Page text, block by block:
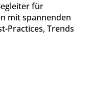
für
mit spannenden
Practices, Trends